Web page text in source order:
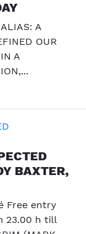
A
OUR
A
BAXTER,
Free entry
23.00 h till